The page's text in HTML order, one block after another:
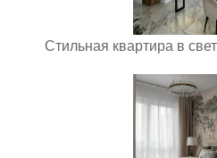
Стильная квартира в